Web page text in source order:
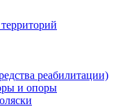
реабилитации)
и опоры